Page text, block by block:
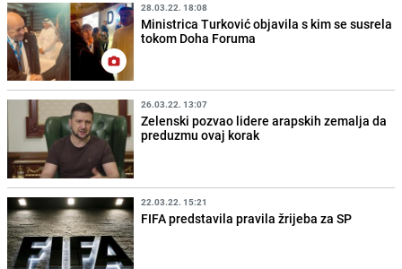
28.03.22. 18:08
Ministrica Turković objavila s kim se susrela
tokom Doha Foruma
26.03.22. 13:07
Zelenski pozvao lidere arapskih zemalja da
preduzmu ovaj korak
22.03.22. 15:21
FIFA predstavila pravila žrijeba za SP